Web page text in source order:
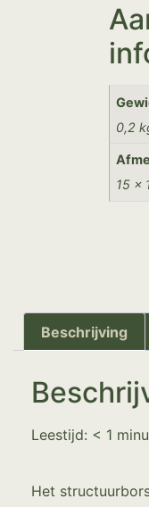
0,2
15 ×
Beschrijving
Leestijd: < 1
Het